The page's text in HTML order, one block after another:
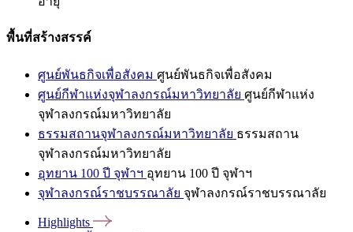
พื้นที่สร้างสรรค์
ศูนย์พันธกิจเพื่อสังคม ศูนย์พันธกิจเพื่อสังคม
ศูนย์กีฬาแห่งจุฬาลงกรณ์มหาวิทยาลัย ศูนย์กีฬาแห่ง
จุฬาลงกรณ์มหาวิทยาลัย
ธรรมสถานจุฬาลงกรณ์มหาวิทยาลัย ธรรมสถาน
จุฬาลงกรณ์มหาวิทยาลัย
อุทยาน 100 ปี จุฬาฯ อุทยาน 100 ปี จุฬาฯ
จุฬาลงกรณ์ราชบรรณาลัย จุฬาลงกรณ์ราชบรรณาลัย
Highlights